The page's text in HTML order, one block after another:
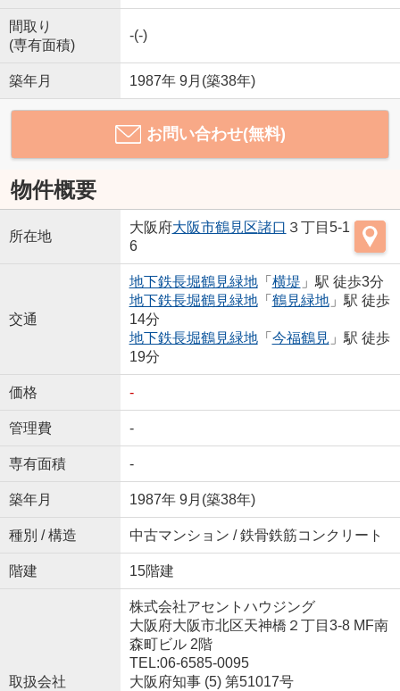
間取り
(専有面積)
-(-)
築年月 1987年 9月(築38年)
お問い合わせ(無料)
物件概要
所在地
大阪府大阪市鶴見区諸口 ３丁目5-1
6
交通
地下鉄長堀鶴見緑地「 横堤 」駅 徒歩3分
地下鉄長堀鶴見緑地「 鶴見緑地」駅 徒歩
14分
地下鉄長堀鶴見緑地「 今福鶴見 」駅 徒歩
19分
価格 -
管理費 -
専有面積 -
築年月 1987年 9月(築38年)
種別 / 構造 中古マンション / 鉄骨鉄筋コンクリート
階建 15階建
取扱会社
株式会社アセントハウジング
大阪府大阪市北区天神橋２丁目3-8 MF南
森町ビル 2階
TEL:06-6585-0095
大阪府知事 (5) 第51017号